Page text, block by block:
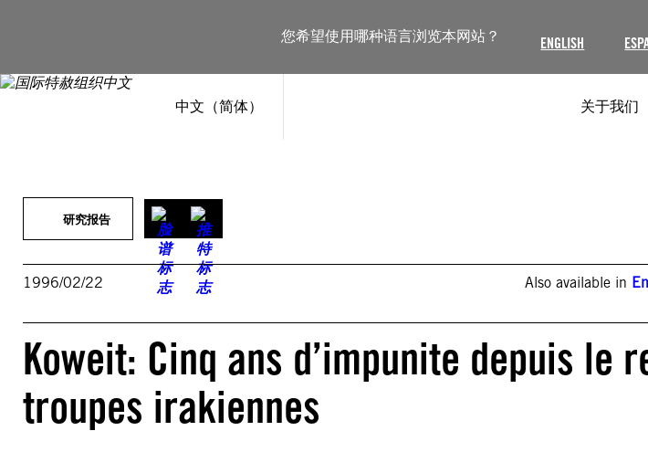
您希望使用哪种语言浏览本网站？ ENGLISH
中文（简体） 关于我们
研究报告
1996/02/22 Also available in
Koweit: Cinq ans d’impunite depuis le
troupes irakiennes